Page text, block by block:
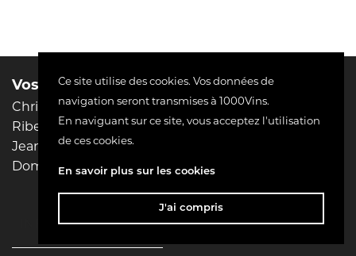
Vos domaines préférés :
Christophe Pacalet
Riberach
Jean-Philippe Padié
Domaine Pierre MENARD
Liens utiles
Mentions légales
Conditions d'utilisation
Paiement sécurisé
INFORMATIONSkeyboard_arrow_down
Ce site utilise des cookies. Vos données de
navigation seront transmises à 1000Vins.
En naviguant sur ce site, vous acceptez l'utilisation
de ces cookies.
En savoir plus sur les cookies
J'ai compris